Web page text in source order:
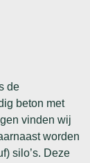
de
beton met
vinden wij
worden
silo’s. Deze